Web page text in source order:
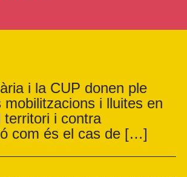
i la CUP donen ple
mobilitzacions i lluites en
territori i contra
com és el cas de […]